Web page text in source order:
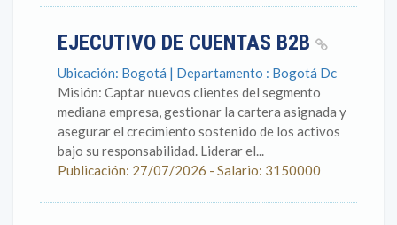
EJECUTIVO DE CUENTAS B2B
Ubicación: Bogotá | Departamento : Bogotá Dc
Misión: Captar nuevos clientes del segmento
mediana empresa, gestionar la cartera asignada y
asegurar el crecimiento sostenido de los activos
bajo su responsabilidad. Liderar el...
Publicación: 27/07/2026 - Salario: 3150000